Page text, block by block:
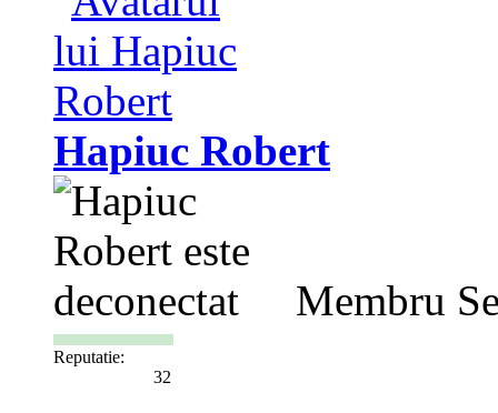
Hapiuc Robert
Membru
Reputatie:
32